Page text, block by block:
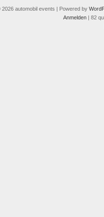
2026 automobil events | Powered by
Anmelden| 82